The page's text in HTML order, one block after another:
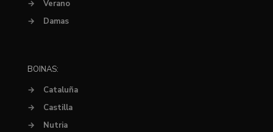
→
Verano
→
Damas
BOINAS:
→
Cataluña
→
Castilla
→
Nutria